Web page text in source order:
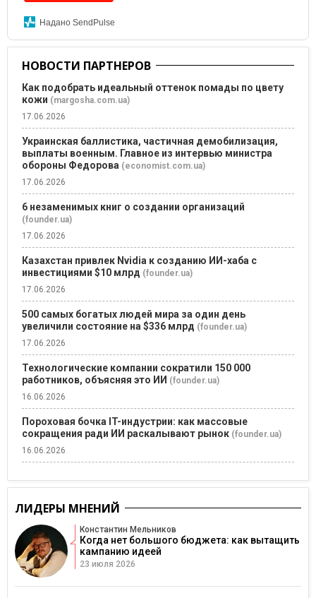
Надано SendPulse
НОВОСТИ ПАРТНЕРОВ
Как подобрать идеальный оттенок помады по цвету
кожи (margosha.com.ua)
17.06.2026
Украинская баллистика, частичная демобилизация,
выплаты военным. Главное из интервью министра
обороны Федорова (economist.com.ua)
17.06.2026
6 незаменимых книг о создании организаций
(founder.ua)
17.06.2026
Казахстан привлек Nvidia к созданию ИИ-хаба с
инвестициями $10 млрд (founder.ua)
17.06.2026
500 самых богатых людей мира за один день
увеличили состояние на $336 млрд (founder.ua)
17.06.2026
Технологические компании сократили 150 000
работников, объясняя это ИИ (founder.ua)
16.06.2026
Пороховая бочка IT-индустрии: как массовые
сокращения ради ИИ раскалывают рынок (founder.ua)
16.06.2026
ЛИДЕРЫ МНЕНИЙ
Константин Мельников
Когда нет большого бюджета: как вытащить
кампанию идеей
23 июля 2026